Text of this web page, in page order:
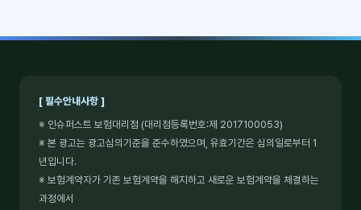
[ 필수안내사항 ]
※ 인슈퍼스트 보험대리점 (대리점등록번호:제 2017100053)
※ 본 광고는 광고심의기준을 준수하였으며, 유효기간은 심의일로부터 1
년입니다.
※ 보험계약자가 기존 보험계약을 해지하고 새로운 보험계약을 체결하는
과정에서